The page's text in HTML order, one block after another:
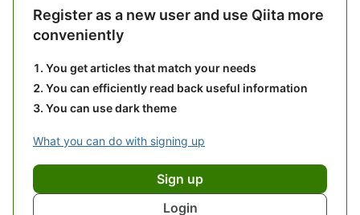
Register as a new user and use Qiita more
conveniently
You get articles that match your needs
You can efficiently read back useful information
You can use dark theme
What you can do with signing up
Sign up
Login